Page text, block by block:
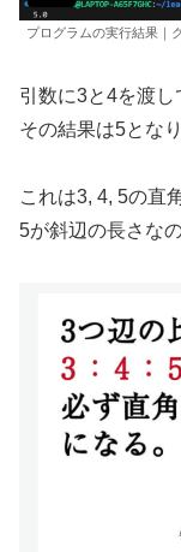
プログラムの実行結果｜
引数に3と4を渡し
その結果は5とな
これは3, 4, 5の直
5が斜辺の長さな